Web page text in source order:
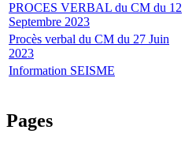
PROCES VERBAL du CM du 12
Septembre 2023
Procès verbal du CM du 27 Juin
2023
Information SEISME
Pages